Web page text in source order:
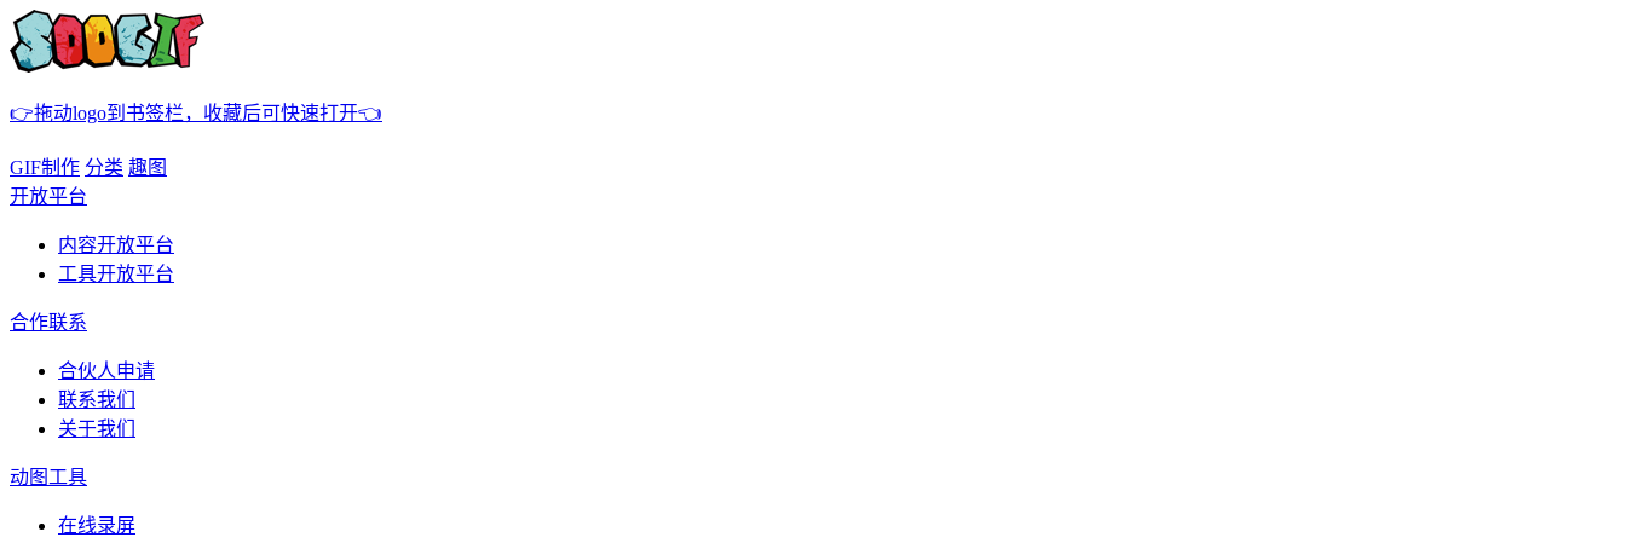
👉拖动logo到书签栏，收藏后可快速打开👈
GIF制作 分类 趣图
开放平台
内容开放平台
工具开放平台
合作联系
合伙人申请
联系我们
关于我们
动图工具
在线录屏